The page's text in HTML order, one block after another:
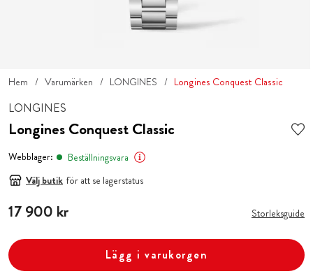
Hem Varumärken LONGINES Longines Conquest Classic
LONGINES
Longines Conquest Classic
Webblager:
Beställningsvara
Välj butik för att se lagerstatus
Pris :17 900 kr
17 900 kr Storleksguide
Lägg i varukorgen